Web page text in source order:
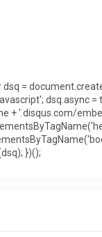
dsq =
dsq.async =
+ '.disqus.com/
})();